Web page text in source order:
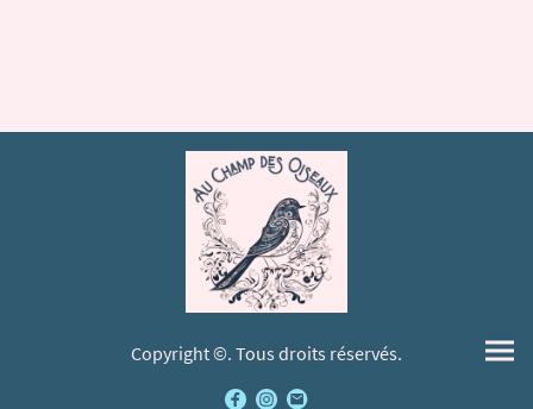
Copyright ©. Tous droits réservés.